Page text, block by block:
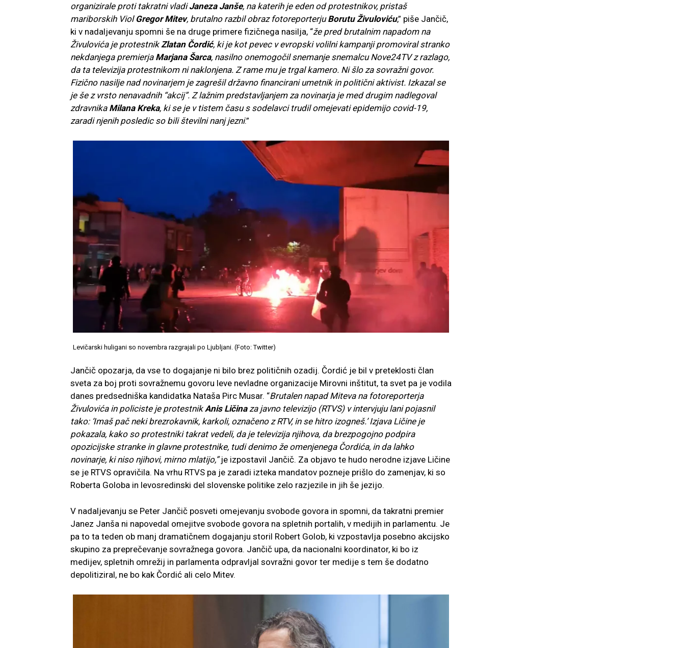
organizirale proti takratni vladiJaneza Janše, na katerih je eden od protestnikov, pristaš
mariborskih Viol Gregor Mitev, brutalno razbil obraz fotoreporterjuBorutu Živuloviću,” piše Jančič,
ki v nadaljevanju spomni še na druge primere fizičnega nasilja, “že pred brutalnim napadom na
Živulovića je protestnik Zlatan Čordić, ki je kot pevec v evropski volilni kampanji promoviral stranko
nekdanjega premierja Marjana Šarca, nasilno onemogočil snemanje snemalcu Nove24TV z razlago,
da ta televizija protestnikom ni naklonjena. Z rame mu je trgal kamero. Ni šlo za sovražni govor.
Fizično nasilje nad novinarjem je zagrešil državno financirani umetnik in politični aktivist. Izkazal se
je še z vrsto nenavadnih “akcij”. Z lažnim predstavljanjem za novinarja je med drugim nadlegoval
zdravnika Milana Kreka, ki se je v tistem času s sodelavci trudil omejevati epidemijo covid-19,
zaradi njenih posledic so bili številni nanj jezni.”
Levičarski huligani so novembra razgrajali po Ljubljani. (Foto: Twitter)
Jančič opozarja, da vse to dogajanje ni bilo brez političnih ozadij. Čordić je bil v preteklosti član
sveta za boj proti sovražnemu govoru leve nevladne organizacije Mirovni inštitut, ta svet pa je vodila
danes predsedniška kandidatka Nataša Pirc Musar. “Brutalen napad Miteva na fotoreporterja
Živulovića in policiste je protestnikAnis Ličinaza javno televizijo (RTVS) v intervjuju lani pojasnil
tako: ‘Imaš pač neki brezrokavnik, karkoli, označeno z RTV, in se hitro izogneš.’ Izjava Ličine je
pokazala, kako so protestniki takrat vedeli, da je televizija njihova, da brezpogojno podpira
opozicijske stranke in glavne protestnike, tudi denimo že omenjenega Čordića, in da lahko
novinarje, ki niso njihovi, mirno mlatijo,”je izpostavil Jančič. Za objavo te hudo nerodne izjave Ličine
se je RTVS opravičila. Na vrhu RTVS pa je zaradi izteka mandatov pozneje prišlo do zamenjav, ki so
Roberta Goloba in levosredinski del slovenske politike zelo razjezile in jih še jezijo.
V nadaljevanju se Peter Jančič posveti omejevanju svobode govora in spomni, da takratni premier
Janez Janša ni napovedal omejitve svobode govora na spletnih portalih, v medijih in parlamentu. Je
pa to ta teden ob manj dramatičnem dogajanju storil Robert Golob, ki vzpostavlja posebno akcijsko
skupino za preprečevanje sovražnega govora. Jančič upa, da nacionalni koordinator, ki bo iz
medijev, spletnih omrežij in parlamenta odpravljal sovražni govor ter medije s tem še dodatno
depolitiziral, ne bo kak Čordić ali celo Mitev.